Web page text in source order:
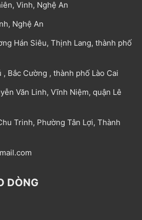
Vinh, Nghệ An
Nghệ An
Hán Siêu, Thịnh Lang, thành phố
, Bắc Cường , thành phố Lào Cai
Văn Linh, Vĩnh Niệm, quận Lê
Trinh, Phường Tân Lợi, Thành
DÒNG